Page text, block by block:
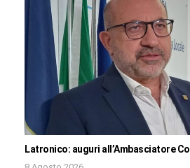
Latronico: auguri all’Ambasciatore